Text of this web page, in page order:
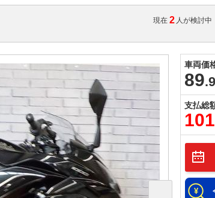
現在 2 人が検討中
車両価
89
支払総
101